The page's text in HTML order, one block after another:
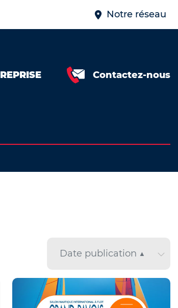
Notre réseau
REPRISE Contactez-nous